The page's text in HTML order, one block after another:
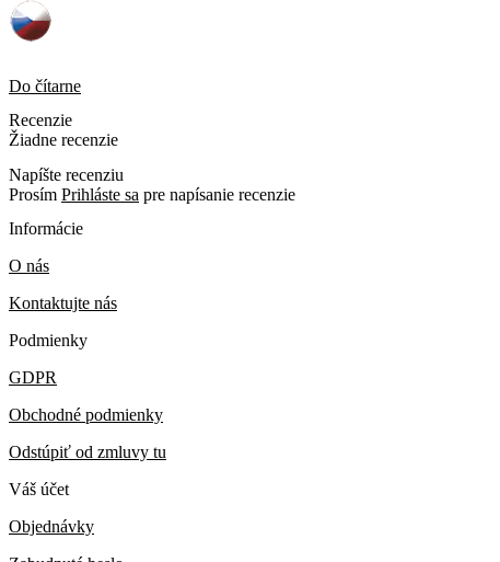
Do čítarne
Recenzie
Žiadne recenzie
Napíšte recenziu
Prosím Prihláste sa pre napísanie recenzie
Informácie
O nás
Kontaktujte nás
Podmienky
GDPR
Obchodné podmienky
Odstúpiť od zmluvy tu
Váš účet
Objednávky